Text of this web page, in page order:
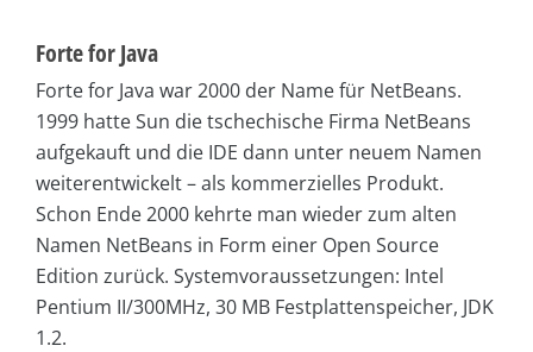
Forte for Java
Forte for Java war 2000 der Name für NetBeans.
1999 hatte Sun die tschechische Firma NetBeans
aufgekauft und die IDE dann unter neuem Namen
weiterentwickelt – als kommerzielles Produkt.
Schon Ende 2000 kehrte man wieder zum alten
Namen NetBeans in Form einer Open Source
Edition zurück. Systemvoraussetzungen: Intel
Pentium II/300MHz, 30 MB Festplattenspeicher, JDK
1.2.